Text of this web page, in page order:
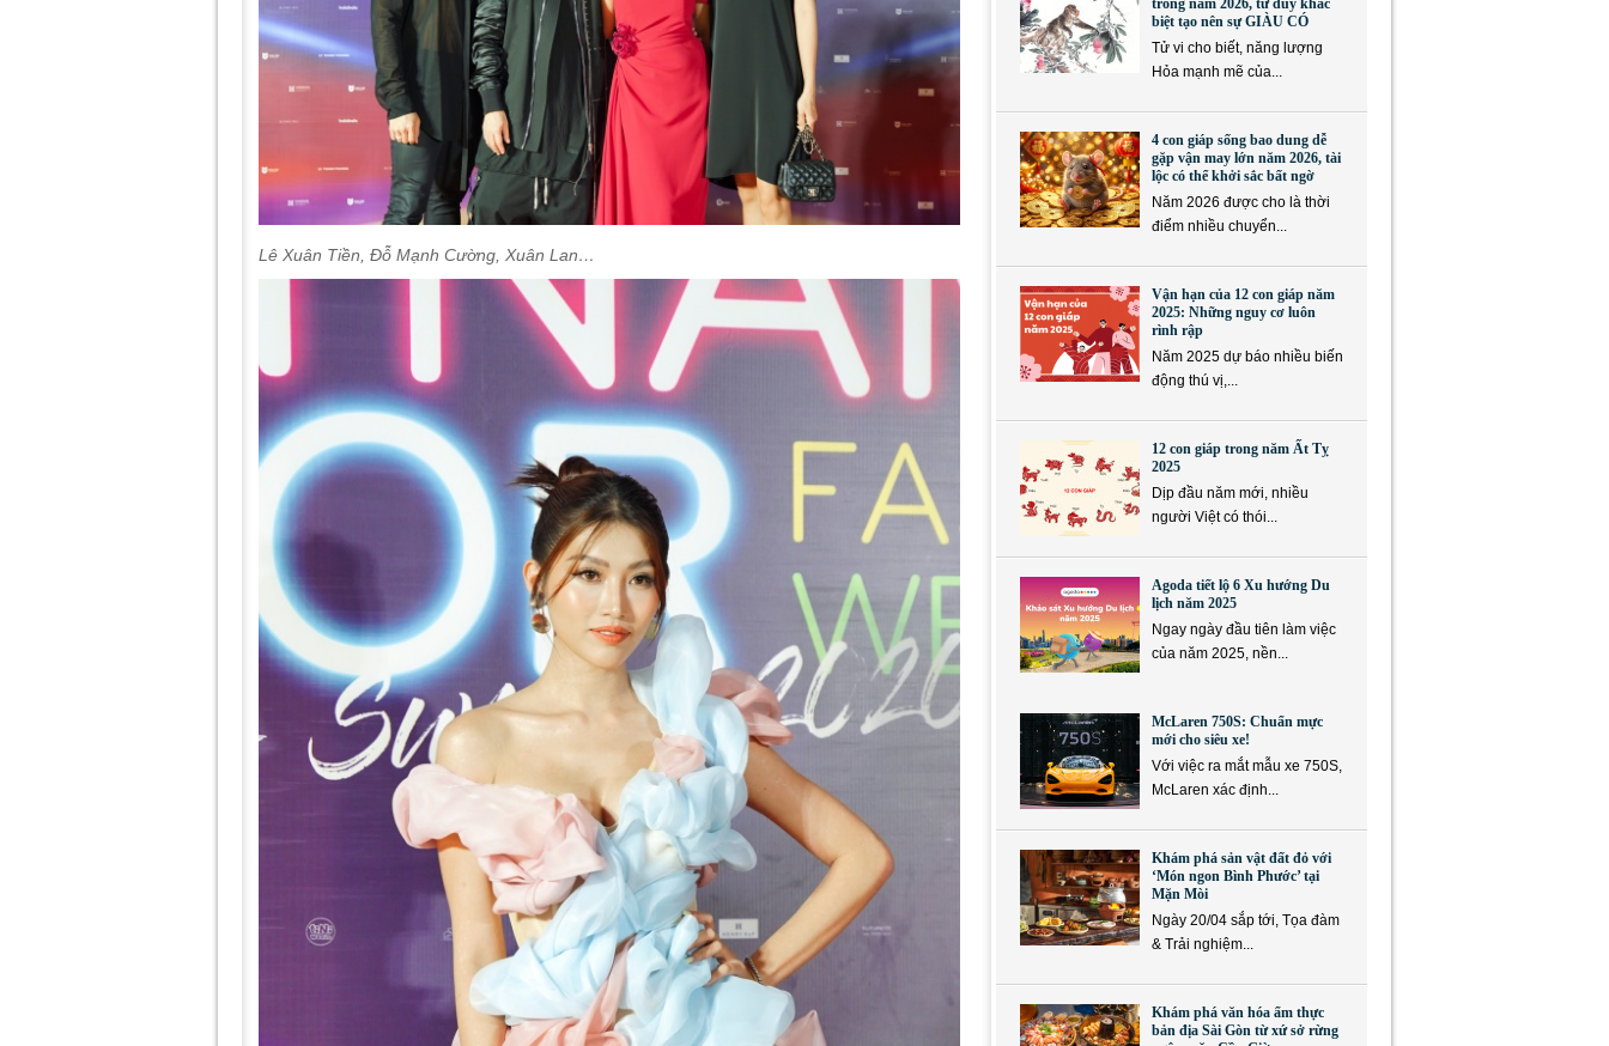
Lê Xuân Tiền, Đỗ Mạnh Cường, Xuân Lan…
trong năm 2026, tư duy khác
biệt tạo nên sự GIÀU CÓ
Tử vi cho biết, năng lượng
Hỏa mạnh mẽ của...
4 con giáp sống bao dung dễ
gặp vận may lớn năm 2026, tài
lộc có thể khởi sắc bất ngờ
Năm 2026 được cho là thời
điểm nhiều chuyển...
Vận hạn của 12 con giáp năm
2025: Những nguy cơ luôn
rình rập
Năm 2025 dự báo nhiều biến
động thú vị,...
12 con giáp trong năm Ất Tỵ
2025
Dịp đầu năm mới, nhiều
người Việt có thói...
Agoda tiết lộ 6 Xu hướng Du
lịch năm 2025
Ngay ngày đầu tiên làm việc
của năm 2025, nền...
McLaren 750S: Chuẩn mực
mới cho siêu xe!
Với việc ra mắt mẫu xe 750S,
McLaren xác định...
Khám phá sản vật đất đỏ với
‘Món ngon Bình Phước’ tại
Mặn Mòi
Ngày 20/04 sắp tới, Tọa đàm
& Trải nghiệm...
Khám phá văn hóa ẩm thực
bản địa Sài Gòn từ xứ sở rừng